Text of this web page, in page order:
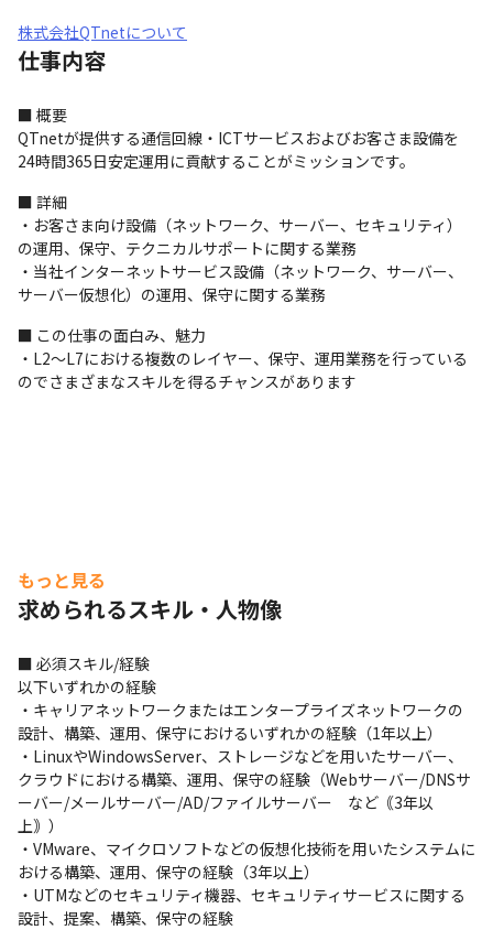
株式会社QTnetについて
仕事内容
■ 概要
QTnetが提供する通信回線・ICTサービスおよびお客さま設備を
24時間365日安定運用に貢献することがミッションです。
■ 詳細
・お客さま向け設備（ネットワーク、サーバー、セキュリティ）
の運用、保守、テクニカルサポートに関する業務
・当社インターネットサービス設備（ネットワーク、サーバー、
サーバー仮想化）の運用、保守に関する業務
■ この仕事の面白み、魅力
・L2～L7における複数のレイヤー、保守、運用業務を行っている
のでさまざまなスキルを得るチャンスがあります
基本2名体制で業務を進めます。
もっと見る
求められるスキル・人物像
■ 必須スキル/経験
以下いずれかの経験
・キャリアネットワークまたはエンタープライズネットワークの
設計、構築、運用、保守におけるいずれかの経験（1年以上）
・LinuxやWindowsServer、ストレージなどを用いたサーバー、
クラウドにおける構築、運用、保守の経験（Webサーバー/DNSサ
ーバー/メールサーバー/AD/ファイルサーバー　など｟3年以
上｠）
・VMware、マイクロソフトなどの仮想化技術を用いたシステムに
おける構築、運用、保守の経験（3年以上）
・UTMなどのセキュリティ機器、セキュリティサービスに関する
設計、提案、構築、保守の経験